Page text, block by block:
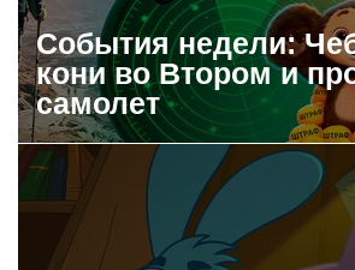
События недели:
кони во Втором и
самолет